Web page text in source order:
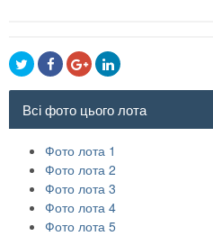
Всі фото цього лота
Фото лота 1
Фото лота 2
Фото лота 3
Фото лота 4
Фото лота 5